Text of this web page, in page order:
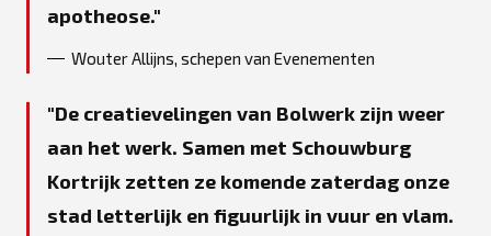
apotheose.
Wouter Allijns, schepen van Evenementen
De creatievelingen van Bolwerk zijn weer
aan het werk. Samen met Schouwburg
Kortrijk zetten ze komende zaterdag onze
stad letterlijk en figuurlijk in vuur en vlam.